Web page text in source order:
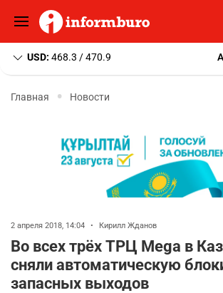
USD: 468.3 / 470.9
Главная Новости
2 апреля 2018, 14:04 • Кирилл Жданов
Во всех трёх ТРЦ Mega в
сняли автоматическую
запасных выходов